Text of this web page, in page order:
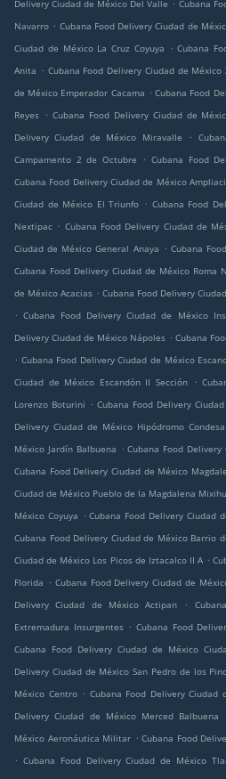
Delivery Ciudad de México Del Valle
Cubana
Navarro . Cubana Food Delivery Ciudad de
Ciudad de México La Cruz Coyuya
. Cubana
Anita . Cubana Food Delivery Ciudad de México
de México Emperador Cacama . Cubana Food
Reyes . Cubana Food Delivery Ciudad de
Delivery Ciudad de México Miravalle
.
Campamento 2 de Octubre
. Cubana Food
Cubana Food Delivery Ciudad de México
Ciudad de México El Triunfo . Cubana Food
Nextipac . Cubana Food Delivery Ciudad de
Ciudad de México General Anaya . Cubana
Cubana Food Delivery Ciudad de México Roma
de México Acacias . Cubana Food Delivery
. Cubana Food Delivery Ciudad de México
Delivery Ciudad de México Nápoles . Cubana
. Cubana Food Delivery Ciudad de México
Ciudad de México Escandón II Sección
.
Lorenzo Boturini . Cubana Food Delivery
Delivery Ciudad de México Hipódromo Condesa
México Jardín Balbuena . Cubana Food
Cubana Food Delivery Ciudad de México
Ciudad de México Pueblo de la Magdalena
México Coyuya . Cubana Food Delivery Ciudad
Cubana Food Delivery Ciudad de México Barrio
Ciudad de México Los Picos de Iztacalco II A .
Florida . Cubana Food Delivery Ciudad de
Delivery Ciudad de México Actipan
.
Extremadura Insurgentes . Cubana Food
Cubana Food Delivery Ciudad de México
Delivery Ciudad de México San Pedro de los
México Centro . Cubana Food Delivery Ciudad
Delivery Ciudad de México Merced Balbuena
México Aeronáutica Militar . Cubana Food
. Cubana Food Delivery Ciudad de México